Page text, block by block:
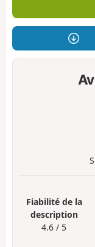
Fiabilité de la
description
4.6 / 5